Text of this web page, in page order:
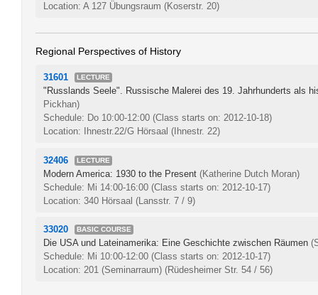
Location: A 127 Übungsraum (Koserstr. 20)
Regional Perspectives of History
31601 LECTURE
"Russlands Seele". Russische Malerei des 19. Jahrhunderts als
Pickhan)
Schedule: Do 10:00-12:00 (Class starts on: 2012-10-18)
Location: Ihnestr.22/G Hörsaal (Ihnestr. 22)
32406 LECTURE
Modern America: 1930 to the Present (Katherine Dutch Moran)
Schedule: Mi 14:00-16:00 (Class starts on: 2012-10-17)
Location: 340 Hörsaal (Lansstr. 7 / 9)
33020 BASIC COURSE
Die USA und Lateinamerika: Eine Geschichte zwischen Räumen
Schedule: Mi 10:00-12:00 (Class starts on: 2012-10-17)
Location: 201 (Seminarraum) (Rüdesheimer Str. 54 / 56)